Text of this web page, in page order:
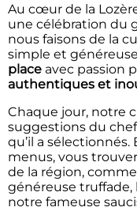
Au cœur de la
une célébration du
nous faisons de la
simple et
place avec passion
authentiques et
Chaque jour, notre
suggestions du
qu’il a
menus, vous
de la région,
généreuse truffade,
notre fameuse